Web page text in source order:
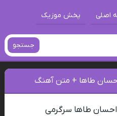
اصلی پخش موزیک
جستجو
طاها + متن آهنگ
طاها سرگرمی